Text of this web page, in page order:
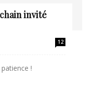
invité
12
!